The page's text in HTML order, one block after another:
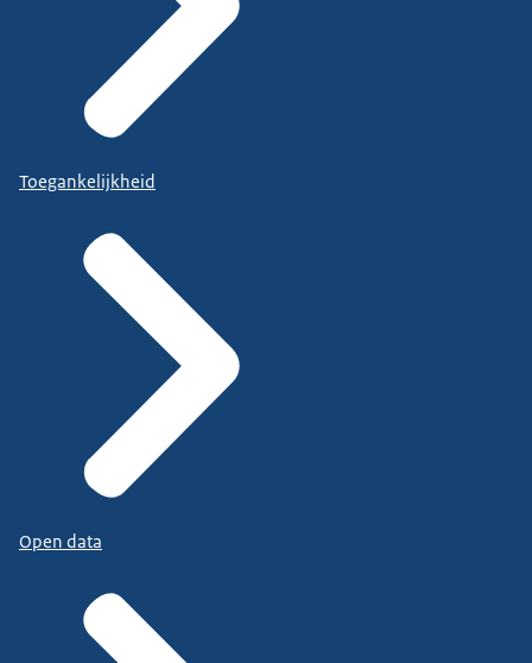
Toegankelijkheid
Open data